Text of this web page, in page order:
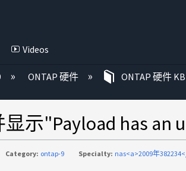
Videos
ONTAP 硬件 ONTAP 硬件 KB
示"Payload has an
Category: ontap-9 Specialty: nas<a>2009年